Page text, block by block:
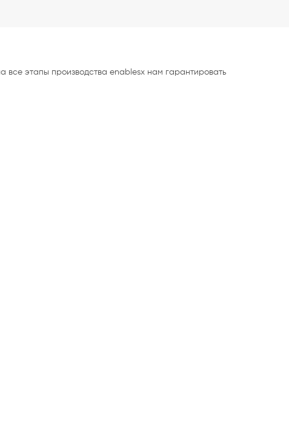
этапы производства enablesx нам гарантировать